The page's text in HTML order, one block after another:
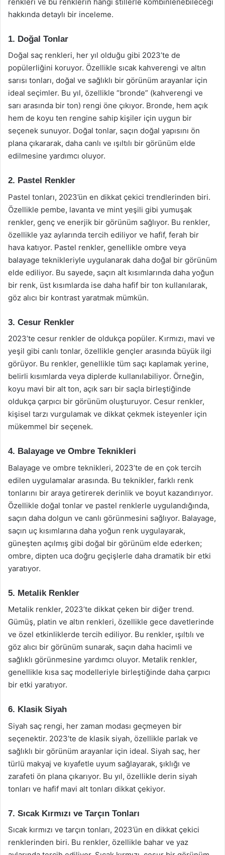
hakkında detaylı bir inceleme.
1. Doğal Tonlar
Doğal saç renkleri, her yıl olduğu gibi 2023’te de
popülerliğini koruyor. Özellikle sıcak kahverengi ve altın
sarısı tonları, doğal ve sağlıklı bir görünüm arayanlar için
ideal seçimler. Bu yıl, özellikle “bronde” (kahverengi ve
sarı arasında bir ton) rengi öne çıkıyor. Bronde, hem açık
hem de koyu ten rengine sahip kişiler için uygun bir
seçenek sunuyor. Doğal tonlar, saçın doğal yapısını ön
plana çıkararak, daha canlı ve ışıltılı bir görünüm elde
edilmesine yardımcı oluyor.
2. Pastel Renkler
Pastel tonları, 2023’ün en dikkat çekici trendlerinden biri.
Özellikle pembe, lavanta ve mint yeşili gibi yumuşak
renkler, genç ve enerjik bir görünüm sağlıyor. Bu renkler,
özellikle yaz aylarında tercih ediliyor ve hafif, ferah bir
hava katıyor. Pastel renkler, genellikle ombre veya
balayage teknikleriyle uygulanarak daha doğal bir görünüm
elde ediliyor. Bu sayede, saçın alt kısımlarında daha yoğun
bir renk, üst kısımlarda ise daha hafif bir ton kullanılarak,
göz alıcı bir kontrast yaratmak mümkün.
3. Cesur Renkler
2023’te cesur renkler de oldukça popüler. Kırmızı, mavi ve
yeşil gibi canlı tonlar, özellikle gençler arasında büyük ilgi
görüyor. Bu renkler, genellikle tüm saçı kaplamak yerine,
belirli kısımlarda veya diplerde kullanılabiliyor. Örneğin,
koyu mavi bir alt ton, açık sarı bir saçla birleştiğinde
oldukça çarpıcı bir görünüm oluşturuyor. Cesur renkler,
kişisel tarzı vurgulamak ve dikkat çekmek isteyenler için
mükemmel bir seçenek.
4. Balayage ve Ombre Teknikleri
Balayage ve ombre teknikleri, 2023’te de en çok tercih
edilen uygulamalar arasında. Bu teknikler, farklı renk
tonlarını bir araya getirerek derinlik ve boyut kazandırıyor.
Özellikle doğal tonlar ve pastel renklerle uygulandığında,
saçın daha dolgun ve canlı görünmesini sağlıyor. Balayage,
saçın uç kısımlarına daha yoğun renk uygulayarak,
güneşten açılmış gibi doğal bir görünüm elde ederken;
ombre, dipten uca doğru geçişlerle daha dramatik bir etki
yaratıyor.
5. Metalik Renkler
Metalik renkler, 2023’te dikkat çeken bir diğer trend.
Gümüş, platin ve altın renkleri, özellikle gece davetlerinde
ve özel etkinliklerde tercih ediliyor. Bu renkler, ışıltılı ve
göz alıcı bir görünüm sunarak, saçın daha hacimli ve
sağlıklı görünmesine yardımcı oluyor. Metalik renkler,
genellikle kısa saç modelleriyle birleştiğinde daha çarpıcı
bir etki yaratıyor.
6. Klasik Siyah
Siyah saç rengi, her zaman modası geçmeyen bir
seçenektir. 2023’te de klasik siyah, özellikle parlak ve
sağlıklı bir görünüm arayanlar için ideal. Siyah saç, her
türlü makyaj ve kıyafetle uyum sağlayarak, şıklığı ve
zarafeti ön plana çıkarıyor. Bu yıl, özellikle derin siyah
tonları ve hafif mavi alt tonları dikkat çekiyor.
7. Sıcak Kırmızı ve Tarçın Tonları
Sıcak kırmızı ve tarçın tonları, 2023’ün en dikkat çekici
renklerinden biri. Bu renkler, özellikle bahar ve yaz